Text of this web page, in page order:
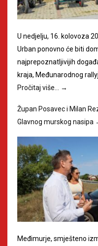
U nedjelju, 16. kolovoza
Urban ponovno će biti
najprepoznatljivijih
kraja, Međunarodnog
Pročitaj više…
→
Župan Posavec i Milan
Glavnog murskog nasipa
Međimurje, smješteno